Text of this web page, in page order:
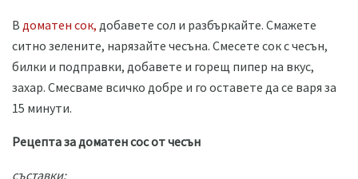
В доматен сок, добавете сол и разбъркайте. Смажете
ситно зелените, нарязайте чесъна. Смесете сок с чесън,
билки и подправки, добавете и горещ пипер на вкус,
захар. Смесваме всичко добре и го оставете да се варя за
15 минути.
Рецепта за доматен сос от чесън
съставки: